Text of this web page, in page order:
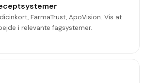
FarmaTrust, ApoVision. Vis at
i relevante fagsystemer.